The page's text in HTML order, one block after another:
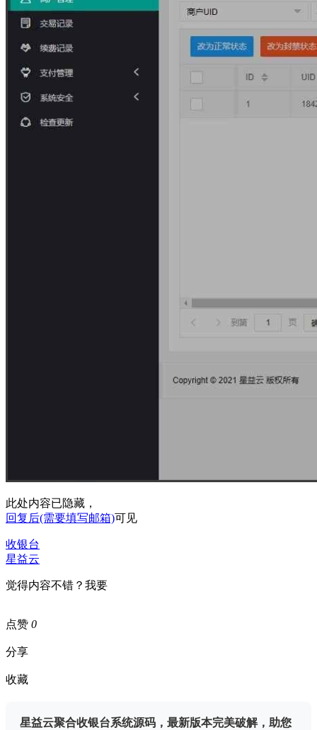
此处内容已隐藏，
回复后(需要填写邮箱)可见
收银台
星益云
觉得内容不错？我要
点赞 0
分享
收藏
星益云聚合收银台系统源码，最新版本完美破解，助您